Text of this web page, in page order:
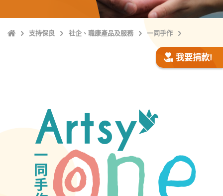
主
支持保良 社企、職康產品及服務 一同手作
我要捐款!